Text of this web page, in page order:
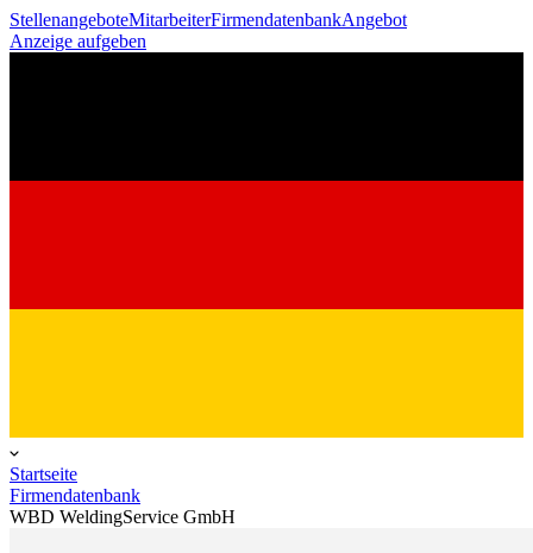
StellenangeboteMitarbeiterFirmendatenbankAngebot
Anzeige aufgeben
Startseite
Firmendatenbank
WBD WeldingService GmbH